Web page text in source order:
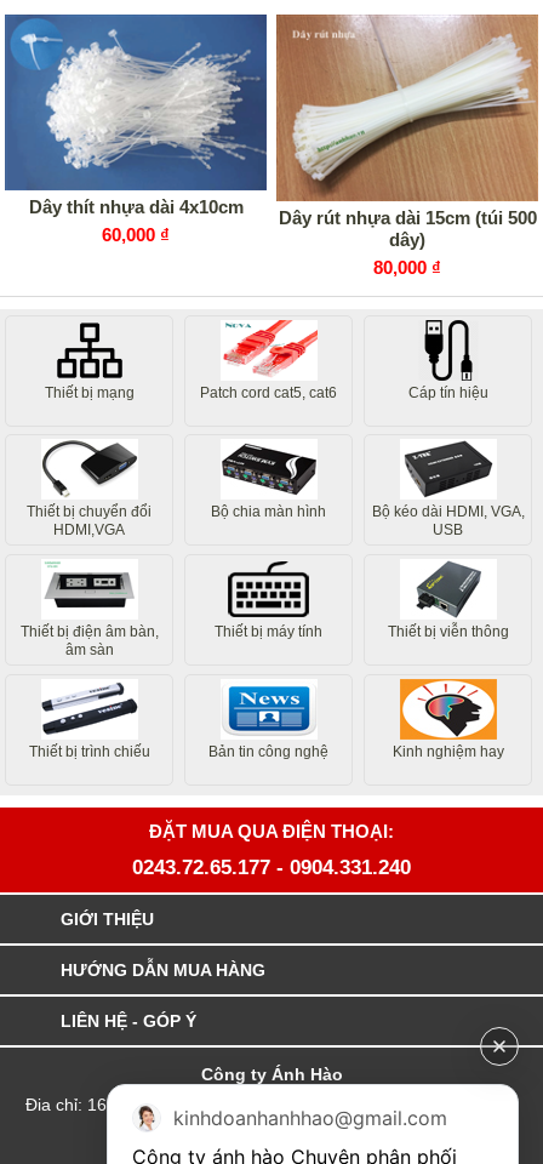
Dây thít nhựa dài 4x10cm
60,000 ₫
Dây rút nhựa dài 15cm (túi 500
dây)
80,000 ₫
Thiết bị mạng Patch cord cat5, cat6 Cáp tín hiệu
Thiết bị chuyển đổi
HDMI,VGA
Bộ chia màn hình
Bộ kéo dài HDMI, VGA,
USB
Thiết bị điện âm bàn,
âm sàn
Thiết bị máy tính Thiết bị viễn thông
Thiết bị trình chiếu Bản tin công nghệ Kinh nghiệm hay
ĐẶT MUA QUA ĐIỆN THOẠI:
0243.72.65.177 - 0904.331.240
GIỚI THIỆU
HƯỚNG DẪN MUA HÀNG
LIÊN HỆ - GÓP Ý
Công ty Ánh Hào
Đia chỉ: 164 Phố Chùa Láng - Phường Láng - Thành phố Hà Nội
hotline:0904.331.240
kinhdoanhanhhao@gmail.com
Công ty ánh hào Chuyên phân phối